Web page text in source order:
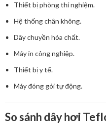
Thiết bị phòng thí nghiệm.
Hệ thống chân không.
Dây chuyền hóa chất.
Máy in công nghiệp.
Thiết bị y tế.
Máy đóng gói tự động.
So sánh dây hơi